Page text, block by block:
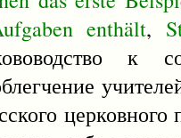
enthält,
к